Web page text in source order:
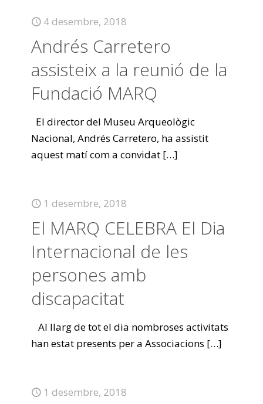
4 desembre, 2018
Andrés Carretero
assisteix a la reunió de la
Fundació MARQ
El director del Museu Arqueològic
Nacional, Andrés Carretero, ha assistit
aquest matí com a convidat […]
1 desembre, 2018
El MARQ CELEBRA El Dia
Internacional de les
persones amb
discapacitat
Al llarg de tot el dia nombroses activitats
han estat presents per a Associacions […]
1 desembre, 2018